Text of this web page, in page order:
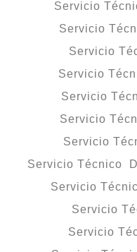
Servicio
Servicio
Servicio
Servicio
Servicio
Servicio
Servicio
Servicio Técnico
Servicio
Servicio
Servicio